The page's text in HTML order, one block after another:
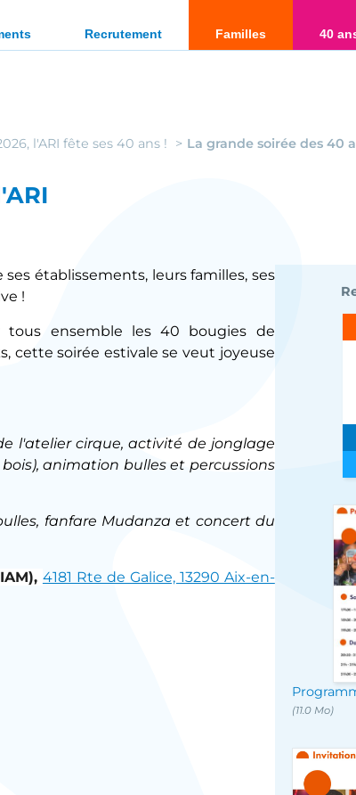
handicap ou en difficulté
Recrutement Familles 40
l'ARI fête ses 40 ans ! La grande soirée des 40
établissements, leurs familles, ses
!
tous ensemble les 40 bougies de
cette soirée estivale se veut joyeuse
l'atelier cirque, activité de jonglage
animation bulles et percussions
fanfare Mudanza et concert du
4181 Rte de Galice, 13290 Aix-en-
(11.0 Mo)